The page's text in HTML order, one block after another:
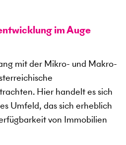
im Auge
mit der Mikro- und Makro-
Hier handelt es sich
Umfeld, das sich erheblich
von Immobilien